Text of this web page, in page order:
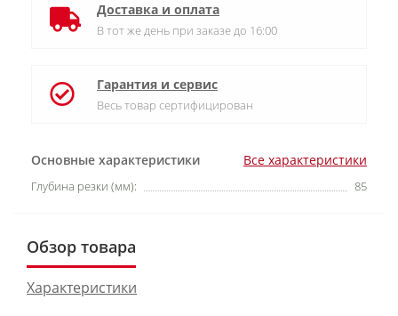
Основные характеристики Все характеристики
Глубина резки (мм): 85
Доставка и оплата
В тот же день при заказе до 16:00
Гарантия и сервис
Весь товар сертифицирован
Обзор товара
Характеристики